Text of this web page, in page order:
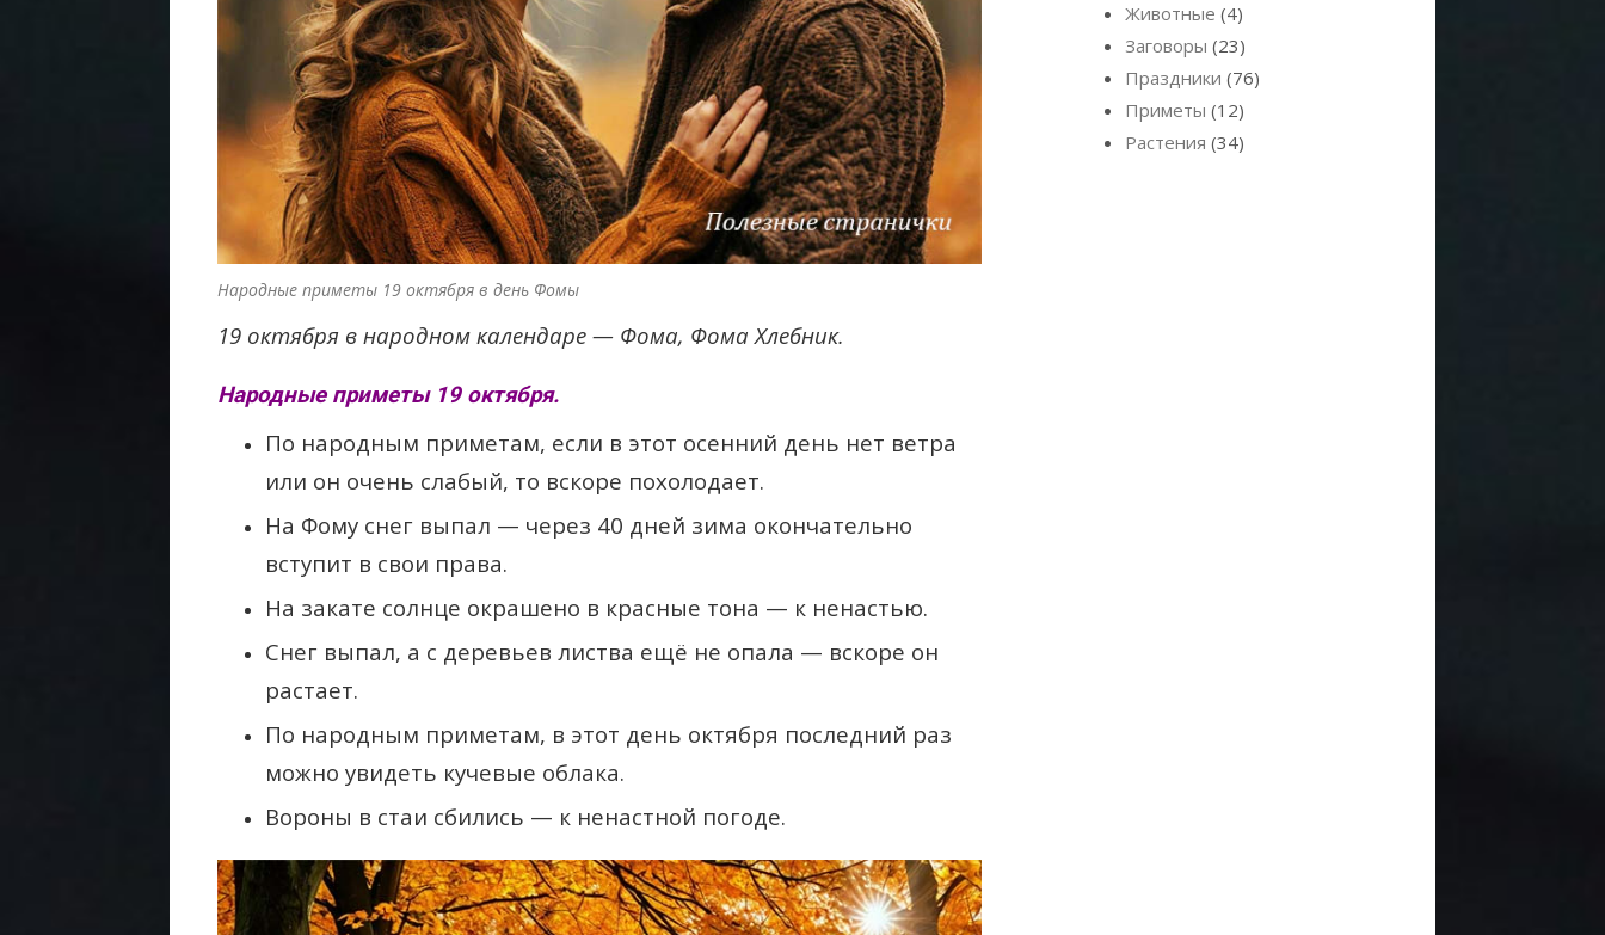
Народные приметы 19 октября в день Фомы
19 октября в народном календаре — Фома, Фома Хлебник.
Народные приметы 19 октября.
По народным приметам, если в этот осенний день нет ветра
или он очень слабый, то вскоре похолодает.
На Фому снег выпал — через 40 дней зима окончательно
вступит в свои права.
На закате солнце окрашено в красные тона — к ненастью.
Снег выпал, а с деревьев листва ещё не опала — вскоре он
растает.
По народным приметам, в этот день октября последний раз
можно увидеть кучевые облака.
Вороны в стаи сбились — к ненастной погоде.
Животные (4)
Заговоры (23)
Праздники (76)
Приметы (12)
Растения (34)